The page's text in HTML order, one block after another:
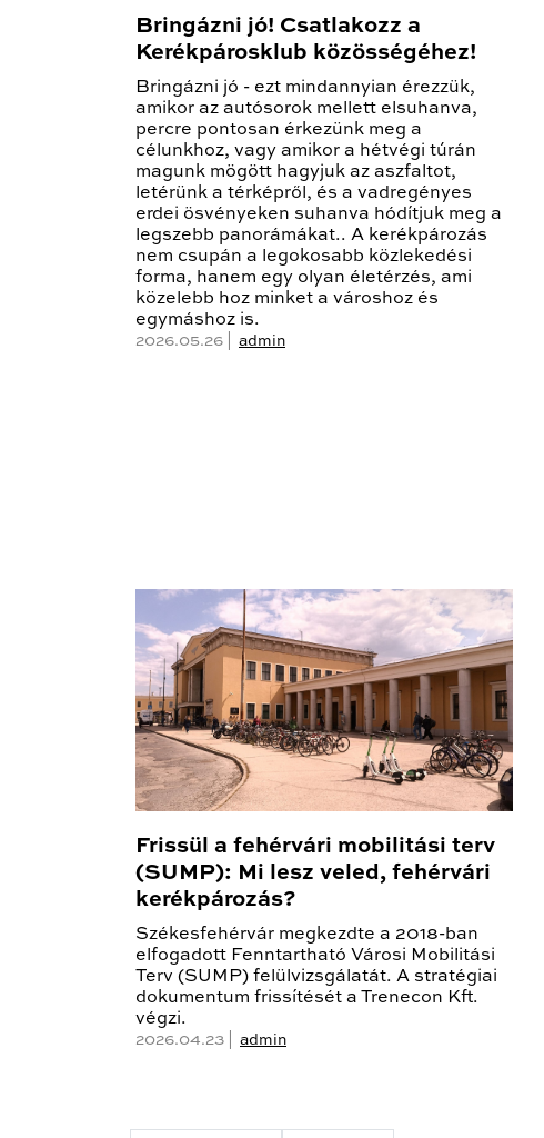
Bringázni jó! Csatlakozz a
Kerékpárosklub közösségéhez!
Bringázni jó - ezt mindannyian érezzük,
amikor az autósorok mellett elsuhanva,
percre pontosan érkezünk meg a
célunkhoz, vagy amikor a hétvégi túrán
magunk mögött hagyjuk az aszfaltot,
letérünk a térképről, és a vadregényes
erdei ösvényeken suhanva hódítjuk meg a
legszebb panorámákat.. A kerékpározás
nem csupán a legokosabb közlekedési
forma, hanem egy olyan életérzés, ami
közelebb hoz minket a városhoz és
egymáshoz is.
2026.05.26 | admin
Frissül a fehérvári mobilitási terv
(SUMP): Mi lesz veled, fehérvári
kerékpározás?
Székesfehérvár megkezdte a 2018-ban
elfogadott Fenntartható Városi Mobilitási
Terv (SUMP) felülvizsgálatát. A stratégiai
dokumentum frissítését a Trenecon Kft.
végzi.
2026.04.23 | admin